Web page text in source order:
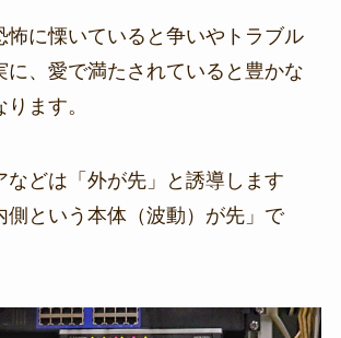
怖に慄いていると争いやトラブル
に、愛で満たされていると豊かな
ます。
などは「外が先」と誘導します
側という本体（波動）が先」で